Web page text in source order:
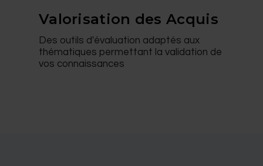
Valorisation des Acquis
Des outils d'évaluation adaptés aux
thématiques permettant la validation de
vos connaissances